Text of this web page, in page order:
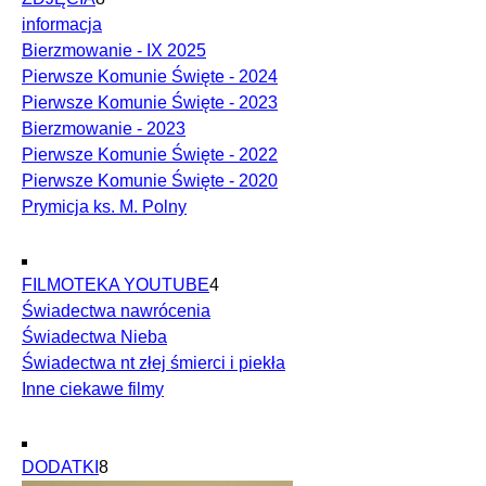
informacja
Bierzmowanie - IX 2025
Pierwsze Komunie Święte - 2024
Pierwsze Komunie Święte - 2023
Bierzmowanie - 2023
Pierwsze Komunie Święte - 2022
Pierwsze Komunie Święte - 2020
Prymicja ks. M. Polny
FILMOTEKA YOUTUBE4
Świadectwa nawrócenia
Świadectwa Nieba
Świadectwa nt złej śmierci i piekła
Inne ciekawe filmy
DODATKI 8